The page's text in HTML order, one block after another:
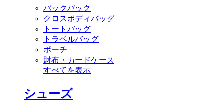
バックパック
クロスボディバッグ
トートバッグ
トラベルバッグ
ポーチ
財布・カードケース
すべてを表示
シューズ